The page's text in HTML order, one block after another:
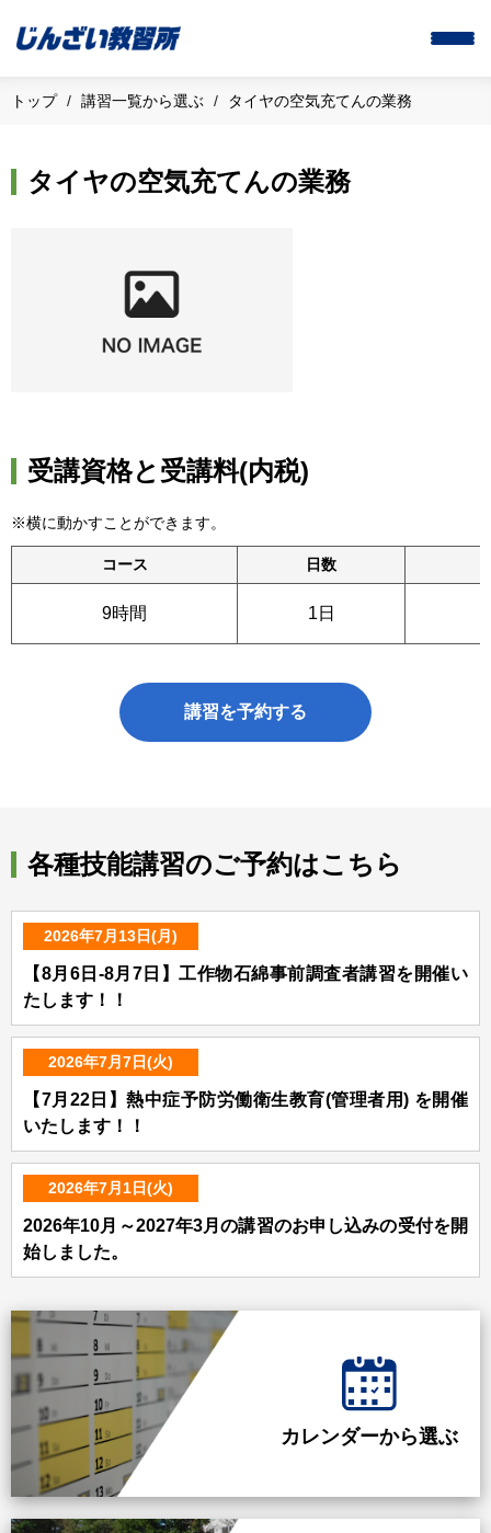
トップ 講習一覧から選ぶ タイヤの空気充てんの業務
タイヤの空気充てんの業務
受講資格と受講料(内税)
※横に動かすことができます。
コース 日数
9時間 1日
講習を予約する
各種技能講習のご予約はこちら
2026年7月13日(月)
【8月6日-8月7日】工作物石綿事前調査者講習を開催い
たします！！
2026年7月7日(火)
【7月22日】熱中症予防労働衛生教育(管理者用) を開催
いたします！！
2026年7月1日(火)
2026年10月～2027年3月の講習のお申し込みの受付を開
始しました。
カレンダーから選ぶ